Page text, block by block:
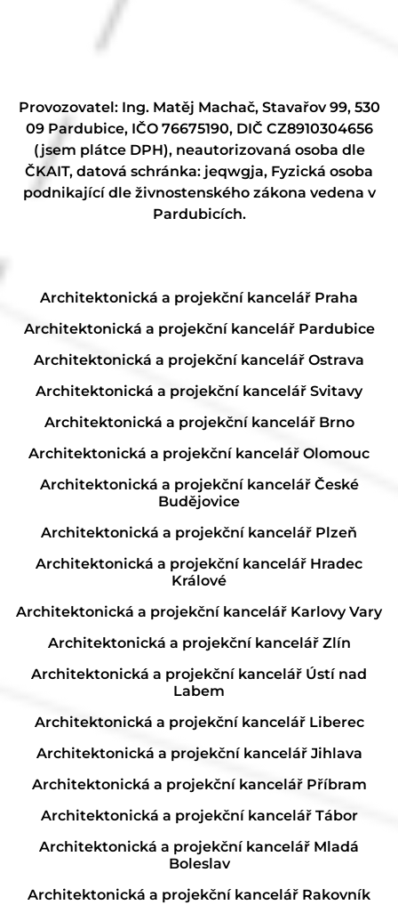
Provozovatel: Ing. Matěj Machač, Stavařov 99, 530
09 Pardubice, IČO 76675190, DIČ CZ8910304656
(jsem plátce DPH), neautorizovaná osoba dle
ČKAIT, datová schránka: jeqwgja, Fyzická osoba
podnikající dle živnostenského zákona vedena v
Pardubicích.
Architektonická a projekční kancelář Praha
Architektonická a projekční kancelář Pardubice
Architektonická a projekční kancelář Ostrava
Architektonická a projekční kancelář Svitavy
Architektonická a projekční kancelář Brno
Architektonická a projekční kancelář Olomouc
Architektonická a projekční kancelář České
Budějovice
Architektonická a projekční kancelář Plzeň
Architektonická a projekční kancelář Hradec
Králové
Architektonická a projekční kancelář Karlovy Vary
Architektonická a projekční kancelář Zlín
Architektonická a projekční kancelář Ústí nad
Labem
Architektonická a projekční kancelář Liberec
Architektonická a projekční kancelář Jihlava
Architektonická a projekční kancelář Příbram
Architektonická a projekční kancelář Tábor
Architektonická a projekční kancelář Mladá
Boleslav
Architektonická a projekční kancelář Rakovník